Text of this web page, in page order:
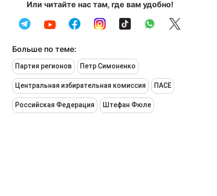
Или читайте нас там, где вам удобно!
Больше по теме:
Партия регионов Петр Симоненко
Центральная избирательная комиссия ПАСЕ
Российская Федерация Штефан Фюле